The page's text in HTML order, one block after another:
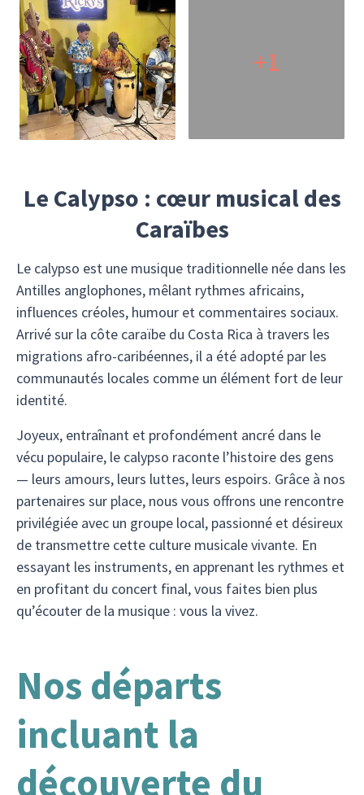
+1
Le Calypso : cœur musical des
Caraïbes
Le calypso est une musique traditionnelle née dans les
Antilles anglophones, mêlant rythmes africains,
influences créoles, humour et commentaires sociaux.
Arrivé sur la côte caraïbe du Costa Rica à travers les
migrations afro-caribéennes, il a été adopté par les
communautés locales comme un élément fort de leur
identité.
Joyeux, entraînant et profondément ancré dans le
vécu populaire, le calypso raconte l’histoire des gens
— leurs amours, leurs luttes, leurs espoirs. Grâce à nos
partenaires sur place, nous vous offrons une rencontre
privilégiée avec un groupe local, passionné et désireux
de transmettre cette culture musicale vivante. En
essayant les instruments, en apprenant les rythmes et
en profitant du concert final, vous faites bien plus
qu’écouter de la musique : vous la vivez.
Nos départs
incluant la
découverte du